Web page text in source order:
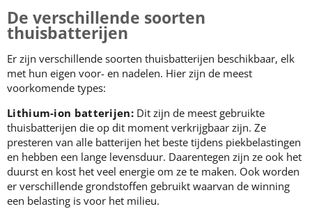
De verschillende soorten
thuisbatterijen
Er zijn verschillende soorten thuisbatterijen beschikbaar, elk
met hun eigen voor- en nadelen. Hier zijn de meest
voorkomende types:
Lithium-ion batterijen:Dit zijn de meest gebruikte
thuisbatterijen die op dit moment verkrijgbaar zijn. Ze
presteren van alle batterijen het beste tijdens piekbelastingen
en hebben een lange levensduur. Daarentegen zijn ze ook het
duurst en kost het veel energie om ze te maken. Ook worden
er verschillende grondstoffen gebruikt waarvan de winning
een belasting is voor het milieu.